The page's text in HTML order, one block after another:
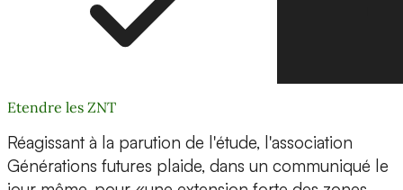
Etendre les ZNT
Réagissant à la parution de l'étude, l'association
Générations futures plaide, dans un communiqué le